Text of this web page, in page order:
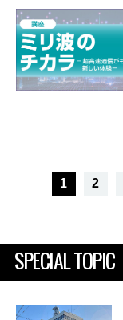
1 2
SPECIAL TOPIC